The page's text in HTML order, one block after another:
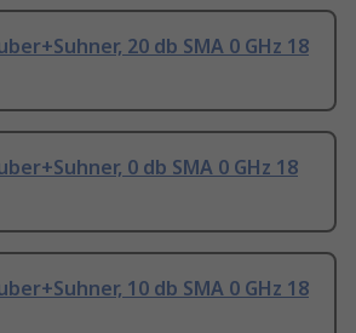
20 db SMA 0 GHz 18
0 db SMA 0 GHz 18
10 db SMA 0 GHz 18